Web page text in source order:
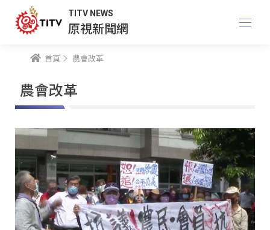
TITV NEWS
原視新聞網
首頁 農會改革
農會改革